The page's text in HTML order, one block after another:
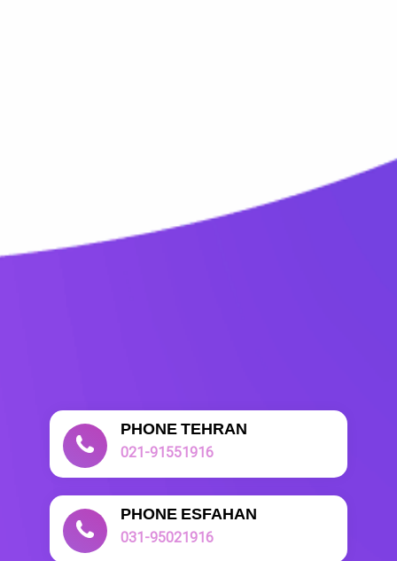
PHONE TEHRAN
021-91551916
PHONE ESFAHAN
031-95021916